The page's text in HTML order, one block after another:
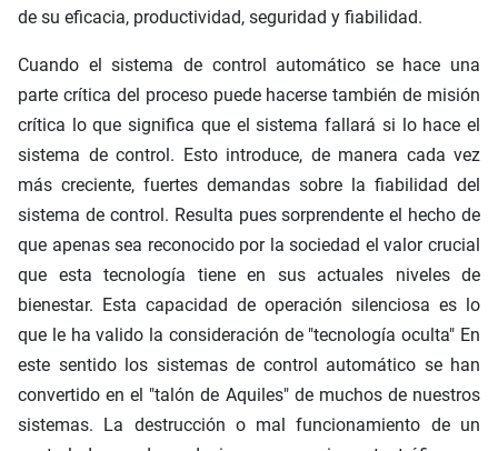
de su eficacia, productividad, seguridad y fiabilidad.
Cuando el sistema de control automático se hace una
parte crítica del proceso puede hacerse también de misión
crítica lo que significa que el sistema fallará si lo hace el
sistema de control. Esto introduce, de manera cada vez
más creciente, fuertes demandas sobre la fiabilidad del
sistema de control. Resulta pues sorprendente el hecho de
que apenas sea reconocido por la sociedad el valor crucial
que esta tecnología tiene en sus actuales niveles de
bienestar. Esta capacidad de operación silenciosa es lo
que le ha valido la consideración de "tecnología oculta" En
este sentido los sistemas de control automático se han
convertido en el "talón de Aquiles" de muchos de nuestros
sistemas. La destrucción o mal funcionamiento de un